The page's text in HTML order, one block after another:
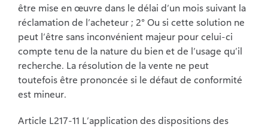
être mise en œuvre dans le délai d’un mois suivant la
réclamation de l’acheteur ; 2° Ou si cette solution ne
peut l’être sans inconvénient majeur pour celui-ci
compte tenu de la nature du bien et de l’usage qu’il
recherche. La résolution de la vente ne peut
toutefois être prononcée si le défaut de conformité
est mineur.
Article L217-11 L’application des dispositions des